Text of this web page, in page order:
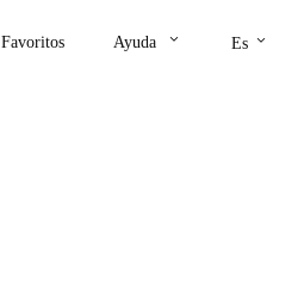
Favoritos Ayuda keyboard_arrow_down Es keyboard_arrow_down